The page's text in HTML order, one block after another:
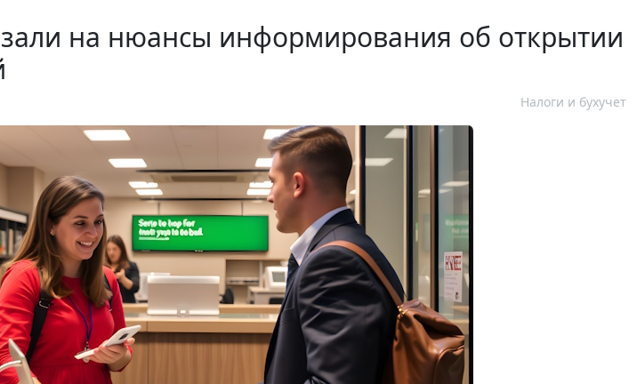
на нюансы информирования об открытии
Налоги и бухучет